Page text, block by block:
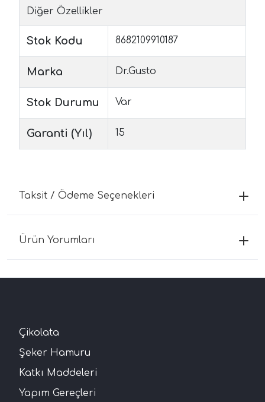
Diğer Özellikler
Stok Kodu 8682109910187
Marka Dr.Gusto
Stok Durumu Var
Garanti (Yıl) 15
Taksit / Ödeme Seçenekleri
Ürün Yorumları
Çikolata
Şeker Hamuru
Katkı Maddeleri
Yapım Gereçleri